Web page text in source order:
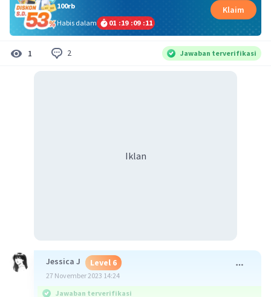
100rb
Habis dalam
01 :19 :09 :11
Klaim
1 2 Jawaban terverifikasi
Iklan
Jessica J Level 6
27 November 2023 14:24
Jawaban terverifikasi